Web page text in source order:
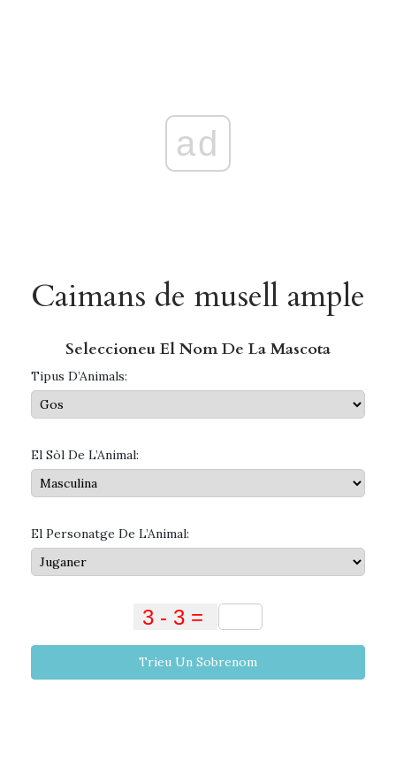
ad
Caimans de musell ample
Seleccioneu El Nom De La Mascota
Tipus D’Animals:
El Sòl De L’Animal:
El Personatge De L’Animal:
Trieu Un Sobrenom